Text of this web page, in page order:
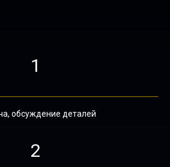
1
обсуждение деталей
2